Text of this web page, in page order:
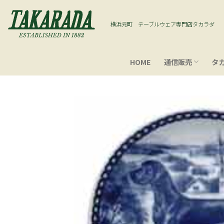
content
横浜元町 テーブルウェア専門店タカラダ
HOME 通信販売 タ